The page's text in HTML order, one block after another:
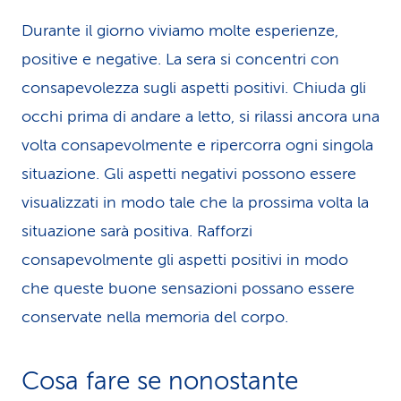
Durante il giorno viviamo molte esperienze,
positive e negative. La sera si concentri con
consapevolezza sugli aspetti positivi. Chiuda gli
occhi prima di andare a letto, si rilassi ancora una
volta consapevolmente e ripercorra ogni singola
situazione. Gli aspetti negativi possono essere
visualizzati in modo tale che la prossima volta la
situazione sarà positiva. Rafforzi
consapevolmente gli aspetti positivi in modo
che queste buone sensazioni possano essere
conservate nella memoria del corpo.
Cosa fare se nonostante